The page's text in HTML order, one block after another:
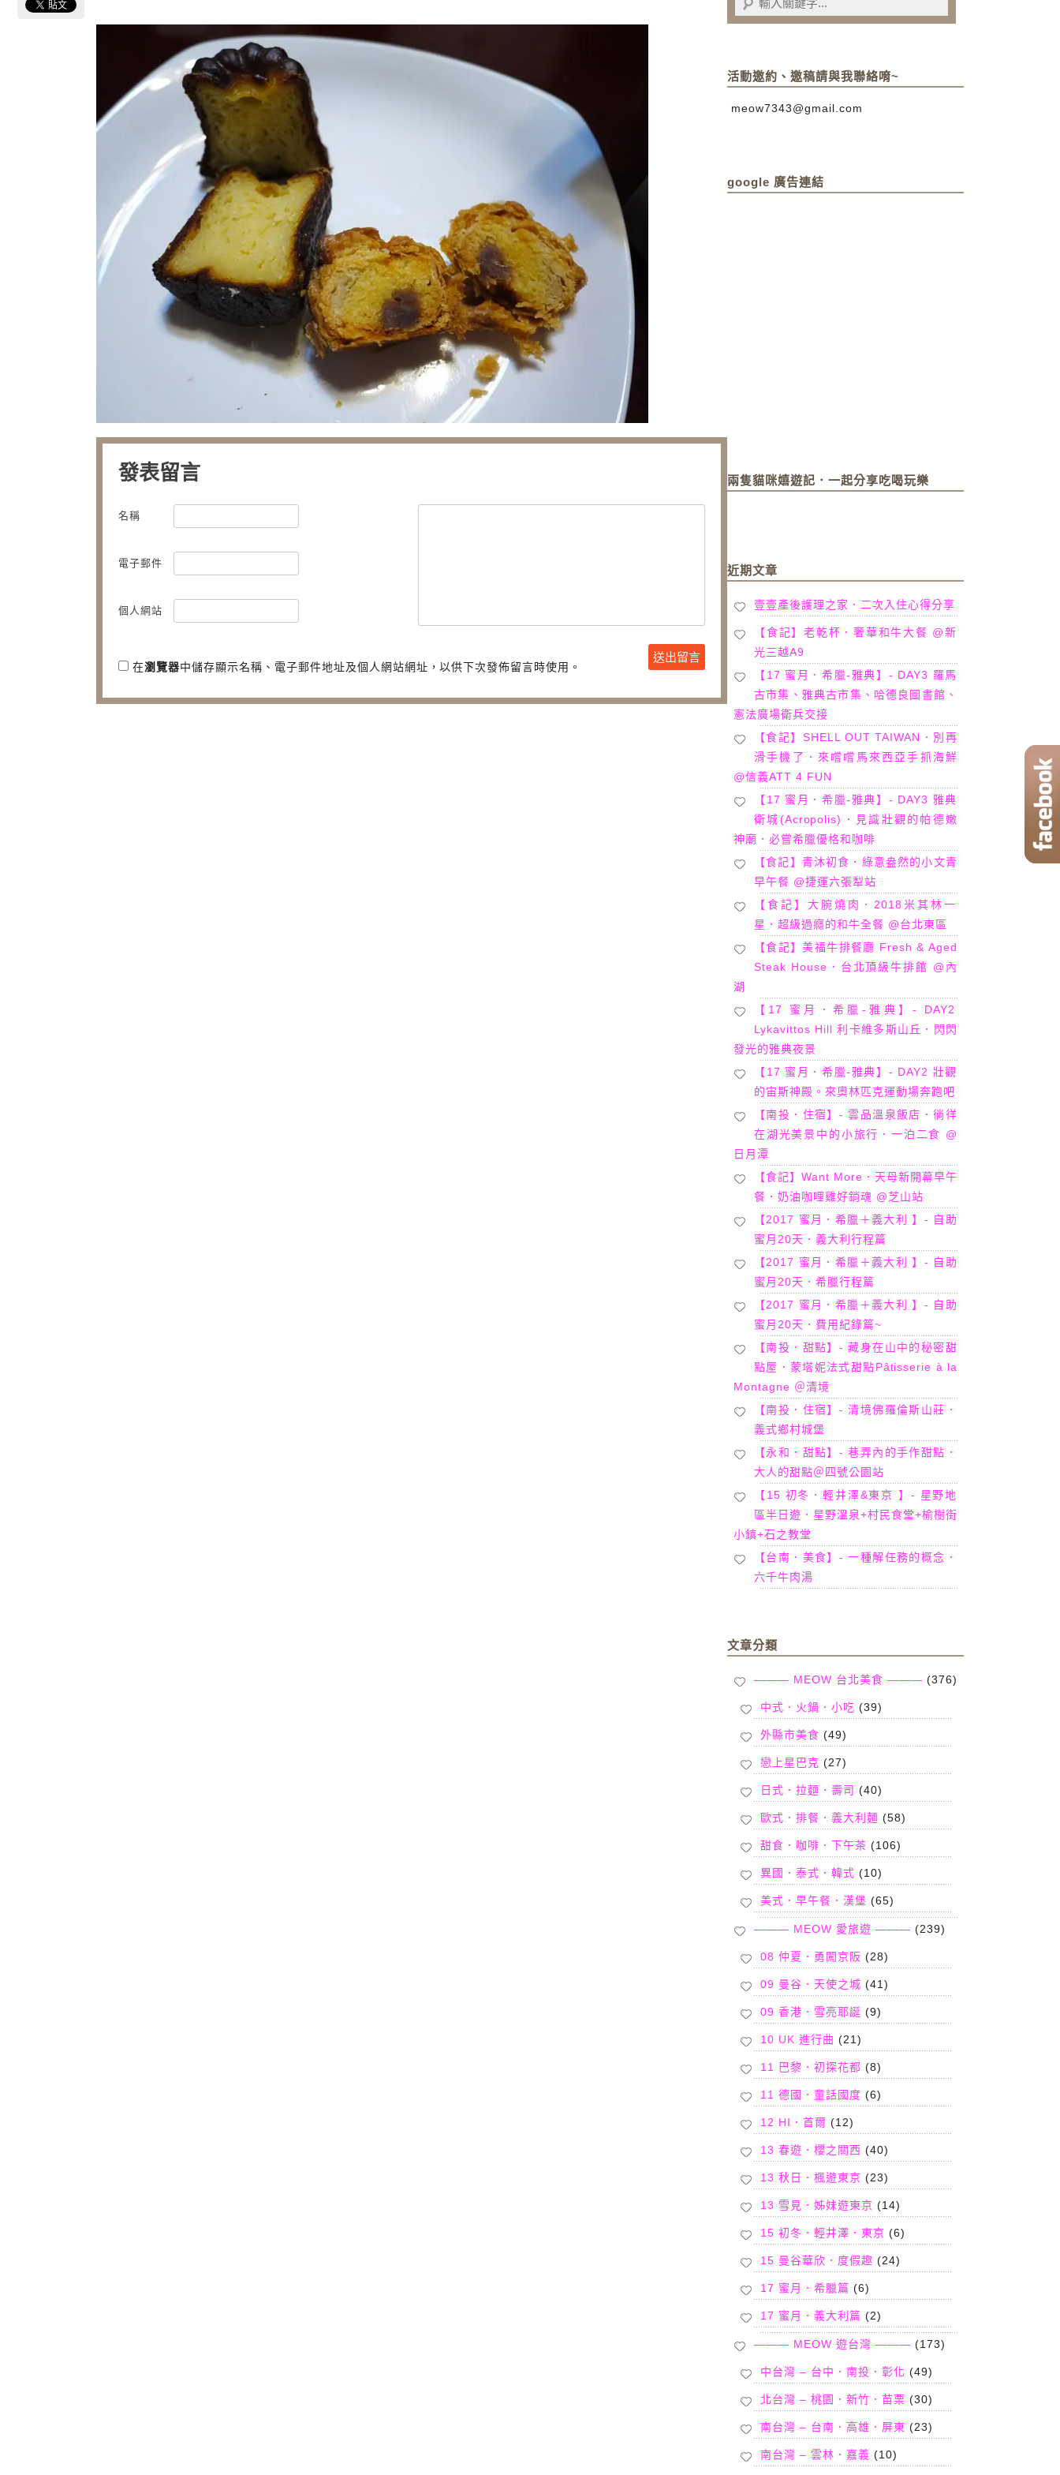
發表留言
名稱
電子郵件
個人網站
在瀏覽器中儲存顯示名稱、電子郵件地址及個人網站網址，以供下次發佈留言時使用。
活動邀約、邀稿請與我聯絡唷~
meow7343@gmail.com
google 廣告連結
兩隻貓咪嬉遊記．一起分享吃喝玩樂
近期文章
壹壹產後護理之家．二次入住心得分享
【食記】老乾杯．奢華和牛大餐 @新
光三越A9
【17 蜜月．希臘-雅典】- DAY3 羅馬
古市集、雅典古市集、哈德良圖書館、
憲法廣場衛兵交接
【食記】SHELL OUT TAIWAN．別再
滑手機了．來嚐嚐馬來西亞手抓海鮮
@信義ATT 4 FUN
【17 蜜月．希臘-雅典】- DAY3 雅典
衛城(Acropolis)．見識壯觀的帕德嫩
神廟．必嘗希臘優格和咖啡
【食記】青沐初食．綠意盎然的小文青
早午餐 @捷運六張犁站
【食記】大腕燒肉．2018米其林一
星．超級過癮的和牛全餐 @台北東區
【食記】美福牛排餐廳 Fresh & Aged
Steak House．台北頂級牛排館 @內
湖
【17 蜜月．希臘-雅典】- DAY2
Lykavittos Hill 利卡維多斯山丘．閃閃
發光的雅典夜景
【17 蜜月．希臘-雅典】- DAY2 壯觀
的宙斯神殿。來奧林匹克運動場奔跑吧
【南投．住宿】- 雲品溫泉飯店．徜徉
在湖光美景中的小旅行．一泊二食 @
日月潭
【食記】Want More．天母新開幕早午
餐．奶油咖哩雞好銷魂 @芝山站
【2017 蜜月．希臘＋義大利 】- 自助
蜜月20天．義大利行程篇
【2017 蜜月．希臘＋義大利 】- 自助
蜜月20天．希臘行程篇
【2017 蜜月．希臘＋義大利 】- 自助
蜜月20天．費用紀錄篇~
【南投．甜點】- 藏身在山中的秘密甜
點屋．蒙塔妮法式甜點Pâtisserie à la
Montagne ＠清境
【南投．住宿】- 清境佛羅倫斯山莊．
義式鄉村城堡
【永和．甜點】- 巷弄內的手作甜點．
大人的甜點＠四號公園站
【15 初冬．輕井澤&東京 】- 星野地
區半日遊．星野溫泉+村民食堂+榆樹街
小鎮+石之教堂
【台南．美食】- 一種解任務的概念．
六千牛肉湯
文章分類
——— MEOW 台北美食 ——— (376)
中式．火鍋．小吃 (39)
外縣市美食 (49)
戀上星巴克 (27)
日式．拉麵．壽司 (40)
歐式．排餐．義大利麵 (58)
甜食．咖啡．下午茶 (106)
異國．泰式．韓式 (10)
美式．早午餐．漢堡 (65)
——— MEOW 愛旅遊 ——— (239)
08 仲夏．勇闖京阪 (28)
09 曼谷．天使之城 (41)
09 香港．雪亮耶誕 (9)
10 UK 進行曲 (21)
11 巴黎．初探花都 (8)
11 德國．童話國度 (6)
12 HI．首爾 (12)
13 春遊．櫻之關西 (40)
13 秋日．楓遊東京 (23)
13 雪見．姊妹遊東京 (14)
15 初冬．輕井澤．東京 (6)
15 曼谷華欣．度假趣 (24)
17 蜜月．希臘篇 (6)
17 蜜月．義大利篇 (2)
——— MEOW 遊台灣 ——— (173)
中台灣 – 台中．南投．彰化 (49)
北台灣 – 桃園．新竹．苗栗 (30)
南台灣 – 台南．高雄．屏東 (23)
南台灣 – 雲林．嘉義 (10)